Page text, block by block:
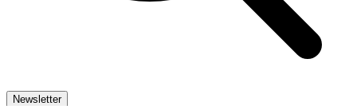
Newsletter